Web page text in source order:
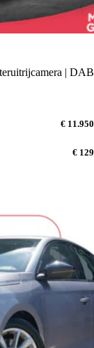
| DAB
€ 11.950
€ 129